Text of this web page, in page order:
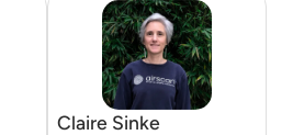
Claire Sinke